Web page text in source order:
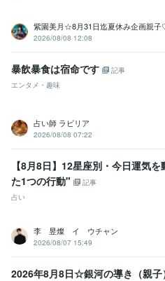
メンタル心理カウンセラー 取得年 :
上級心理カウンセラー
タロットリーディングマスター 取
その他ツール
オラクルカード・タロットカード【
エネルギーワーク【２０２３．５月開
得意分野
悩み相談・カウンセリング
病、パニック障害のお悩み相談
不
占い タロット・オラクルカード占い
ド
オラクルカード 恋愛占い 悩み占い
紫園美月☆8月31日迄夏休み企画親
2026/08/08 12:08
暴飲暴食は宿命です
記事
エンタメ・趣味
占い師 ラビリア
2026/08/08 07:22
【8月8日】12星座別・今日運気
た1つの行動"
記事
占い
李 昱燦 イ ウチャン
2026/08/07 15:49
2026年8月8日☆銀河の導き（親子